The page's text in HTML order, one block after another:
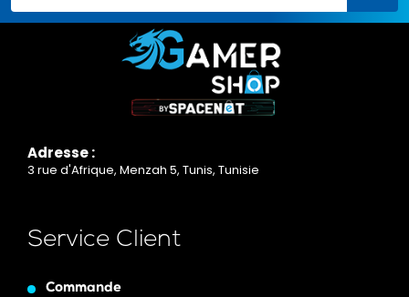
Adresse :
3 rue d'Afrique, Menzah 5, Tunis, Tunisie
Service Client
Commande